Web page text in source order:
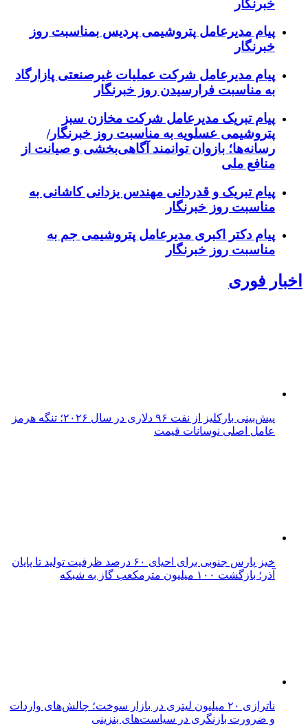
خبرنگار
پیام مدیرعامل پتروشیمی پردیس بمناسبت روز
خبرنگار
پیام مدیرعامل شرکت عملیات غیرصنعتی پازارگاد
به مناسبت فرارسیدن روز خبرنگار
پیام تبریک مدیرعامل شرکت مخازن سبز
پتروشیمی عسلویه به مناسبت روز خبرنگار/
رسانه‌ها؛ بازوان توانمند آگاهی‌بخشی و صیانت از
منافع ملی
پیام تبریک و قدردانی مهندس یزدانی کاشانی به
مناسبت روز خبرنگار
پیام دکتر اکبری مدیرعامل پتروشیمی جم به
مناسبت روز خبرنگار
اخبار فوری
پیش‌بینی بارکلیز از نفت ۹۶ دلاری در سال ۲۰۲۶؛ تنگه هرمز
عامل اصلی نوسانات قیمت
خیز پارس جنوبی برای احیای ۶۰ درصد ظرفیت تولید تا پایان
آذر؛ بازگشت ۱۰۰ میلیون مترمکعب گاز به شبکه
ناترازی ۲۰ میلیون لیتری در بازار سوخت؛ چالش‌های واردات
و ضرورت بازنگری در سیاست‌های بنزینی